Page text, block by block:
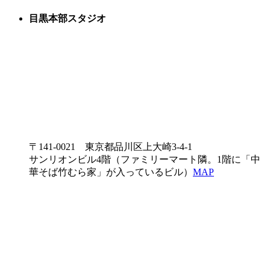
目黒本部スタジオ
〒141-0021 東京都品川区上大崎3-4-1
サンリオンビル4階（ファミリーマート隣。1階に「中
華そば竹むら家」が入っているビル） MAP